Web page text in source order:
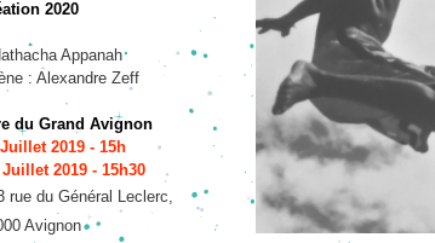
2020
Appanah
: Alexandre Zeff
du Grand Avignon
let 2019 - 15h
2019 - 15h30
rue du Général Leclerc,
Avignon